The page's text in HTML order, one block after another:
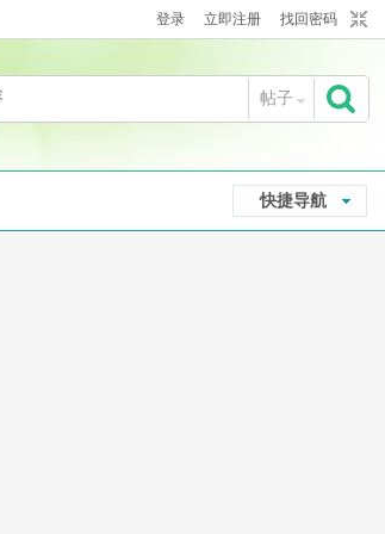
登录 立即注册 找回密码
帖子
索
快捷导航